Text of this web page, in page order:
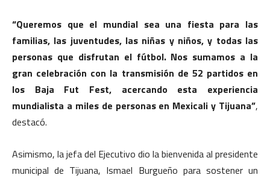
“Queremos que el mundial sea una fiesta para las
familias, las juventudes, las niñas y niños, y todas las
personas que disfrutan el fútbol. Nos sumamos a la
gran celebración con la transmisión de 52 partidos en
los Baja Fut Fest, acercando esta experiencia
mundialista a miles de personas en Mexicali y Tijuana”,
destacó.
Asimismo, la jefa del Ejecutivo dio la bienvenida al presidente
municipal de Tijuana, Ismael Burgueño para sostener un